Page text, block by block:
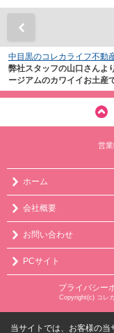
中目黒のコレカライフ不動
弊社スタッフの山口さんよ
ージアムのカワイイお土産
営
ホーム
会社概要
お問い合わせ
PCサイト
プライバシー
Copyright(c) コレ
当サイトでは、お客様の当